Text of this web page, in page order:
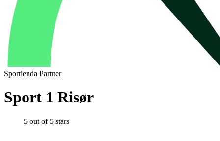
Sportienda Partner
Sport 1 Risør
5 out of 5 stars